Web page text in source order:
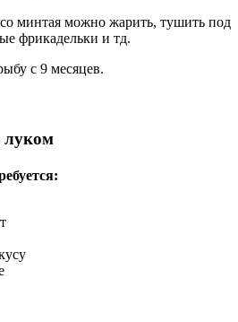
минтая можно жарить, тушить под
фрикадельки и тд.
с 9 месяцев.
луком